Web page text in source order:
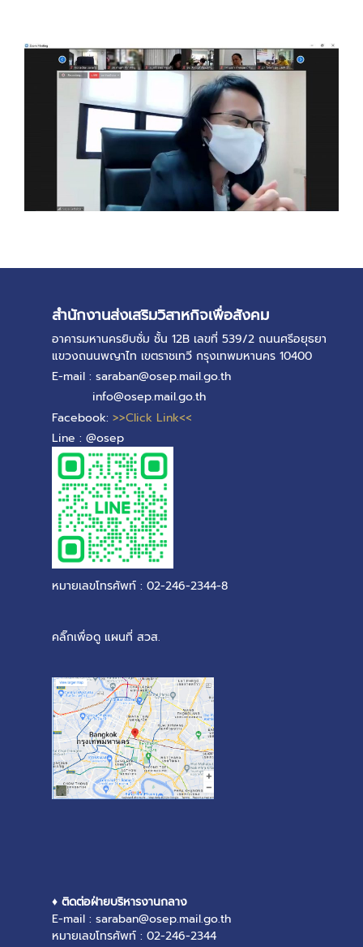
สำนักงานส่งเสริมวิสาหกิจเพื่อสังคม
อาคารมหานครยิบซั่ม ชั้น 12B เลขที่ 539/2 ถนนศรีอยุธยา
แขวงถนนพญาไท เขตราชเทวี กรุงเทพมหานคร 10400
E-mail : saraban@osep.mail.go.th
info@osep.mail.go.th
Facebook: >>Click Link<<
Line : @osep
หมายเลขโทรศัพท์ : 02-246-2344-8
คลิ๊กเพื่อดู แผนที่ สวส.
♦ ติดต่อฝ่ายบริหารงานกลาง
E-mail : saraban@osep.mail.go.th
หมายเลขโทรศัพท์ : 02-246-2344